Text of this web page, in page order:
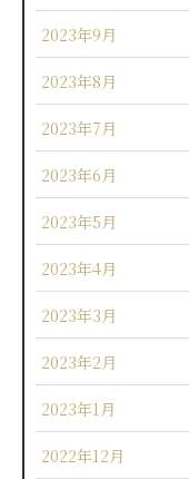
2023年9月
2023年8月
2023年7月
2023年6月
2023年5月
2023年4月
2023年3月
2023年2月
2023年1月
2022年12月